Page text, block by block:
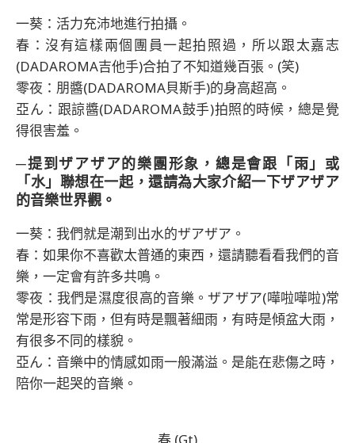
一葵：活力充沛地進行拍攝。
春：沒有這樣兩個團員一起拍照過，所以跟太嘉志
(DADAROMA吉他手)合拍了不知道幾百張。(笑)
零夜：朋醬(DADAROMA貝斯手)的身高超高。
亞ん：跟諒醬(DADAROMA鼓手)拍照的時候，總是覺
得很害羞。
─提到ザアザア的樂團形象，總是會跟「雨」或
「水」聯想在一起，還請為大家介紹一下ザアザア
的音樂世界觀。
一葵：我們就是潮到出水的ザアザア。
春：如果你不喜歡太普通的東西，還請聽看看我們的音
樂，一定會有許多共鳴。
零夜：我們是濕度很高的音樂。ザアザア(嘩啦嘩啦)常
常是形容下雨，但有時是飄著細雨，有時是傾盆大雨，
有很多不同的樣貌。
亞ん：音樂中的情感如雨一般滿溢。是能在悲傷之時，
陪你一起哭的音樂。